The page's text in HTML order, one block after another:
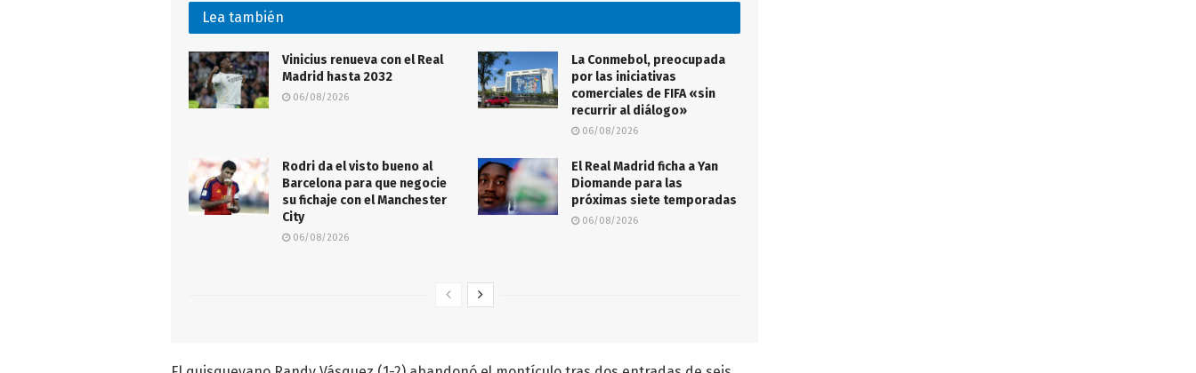
Lea también
Vinicius renueva con el Real
Madrid hasta 2032
06/08/2026
La Conmebol, preocupada
por las iniciativas
comerciales de FIFA «sin
recurrir al diálogo»
06/08/2026
Rodri da el visto bueno al
Barcelona para que negocie
su fichaje con el Manchester
City
06/08/2026
El Real Madrid ficha a Yan
Diomande para las
próximas siete temporadas
06/08/2026